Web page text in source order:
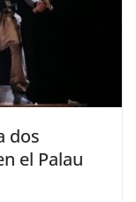
dos
el Palau